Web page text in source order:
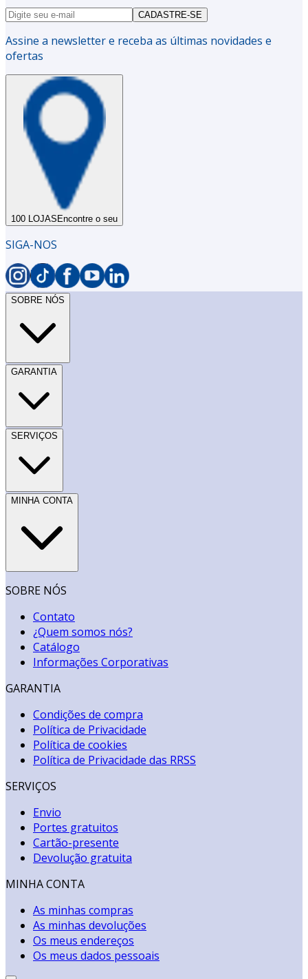
CADASTRE-SE
Assine a newsletter e receba as últimas novidades e
ofertas
100 LOJAS Encontre o seu
SIGA-NOS
SOBRE NÓS
GARANTIA
SERVIÇOS
MINHA CONTA
SOBRE NÓS
Contato
¿Quem somos nós?
Catálogo
Informações Corporativas
GARANTIA
Condições de compra
Política de Privacidade
Política de cookies
Política de Privacidade das RRSS
SERVIÇOS
Envio
Portes gratuitos
Cartão-presente
Devolução gratuita
MINHA CONTA
As minhas compras
As minhas devoluções
Os meus endereços
Os meus dados pessoais